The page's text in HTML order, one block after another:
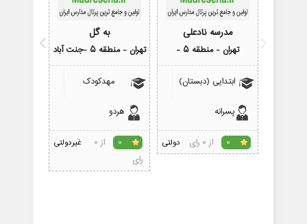
مدرسه نادعلی
تهران - منطقه 5 -
ابتدایی (دبستان)
پسرانه
دولتی 0 از 0 رای
به گل
تهران - منطقه 5 -جنت آباد
مهدکودک
هردو
غیردولتی 0
از 0
رای